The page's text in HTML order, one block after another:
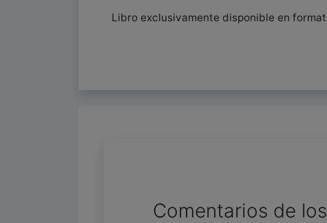
Libro exclusivamente disponible en
Comentarios de